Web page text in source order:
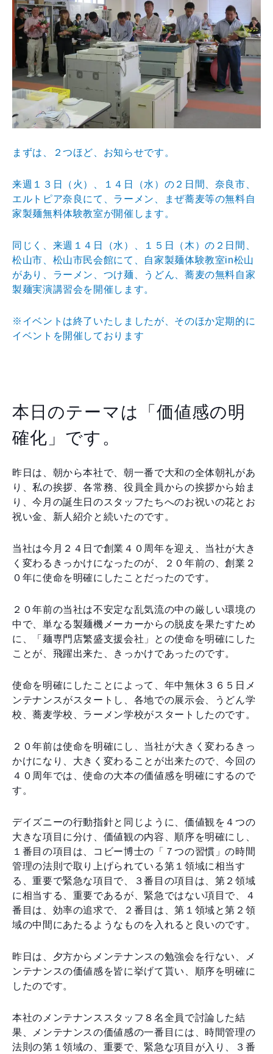
まずは、２つほど、お知らせです。
来週１３日（火）、１４日（水）の２日間、奈良市、
エルトピア奈良にて、ラーメン、まぜ蕎麦等の無料自
家製麺無料体験教室が開催します。
同じく、来週１４日（水）、１５日（木）の２日間、
松山市、松山市民会館にて、自家製麺体験教室in松山
があり、ラーメン、つけ麺、うどん、蕎麦の無料自家
製麺実演講習会を開催します。
※イベントは終了いたしましたが、そのほか定期的に
イベントを開催しております
本日のテーマは「価値感の明
確化」です。
昨日は、朝から本社で、朝一番で大和の全体朝礼があ
り、私の挨拶、各常務、役員全員からの挨拶から始ま
り、今月の誕生日のスタッフたちへのお祝いの花とお
祝い金、新人紹介と続いたのです。
当社は今月２４日で創業４０周年を迎え、当社が大き
く変わるきっかけになったのが、２０年前の、創業２
０年に使命を明確にしたことだったのです。
２０年前の当社は不安定な乱気流の中の厳しい環境の
中で、単なる製麺機メーカーからの脱皮を果たすため
に、「麺専門店繁盛支援会社」との使命を明確にした
ことが、飛躍出来た、きっかけであったのです。
使命を明確にしたことによって、年中無休３６５日メ
ンテナンスがスタートし、各地での展示会、うどん学
校、蕎麦学校、ラーメン学校がスタートしたのです。
２０年前は使命を明確にし、当社が大きく変わるきっ
かけになり、大きく変わることが出来たので、今回の
４０周年では、使命の大本の価値感を明確にするので
す。
デイズニーの行動指針と同じように、価値観を４つの
大きな項目に分け、価値観の内容、順序を明確にし、
１番目の項目は、コビー博士の「７つの習慣」の時間
管理の法則で取り上げられている第１領域に相当す
る、重要で緊急な項目で、３番目の項目は、第２領域
に相当する、重要であるが、緊急ではない項目で、４
番目は、効率の追求で、２番目は、第１領域と第２領
域の中間にあたるようなものを入れると良いのです。
昨日は、夕方からメンテナンスの勉強会を行ない、メ
ンテナンスの価値感を皆に挙げて貰い、順序を明確に
したのです。
本社のメンテナンススタッフ８名全員で討論した結
果、メンテナンスの価値感の一番目には、時間管理の
法則の第１領域の、重要で、緊急な項目が入り、３番